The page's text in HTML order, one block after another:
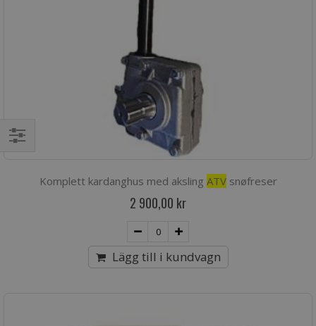
Komplett kardanghus med aksling ATVsnøfreser
2 900,00 kr
Lägg till i kundvagn